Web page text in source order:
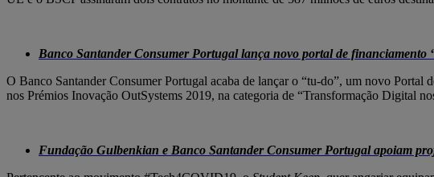
Banco Santander Consumer Portugal lança novo portal de financiamento
O Banco Santander Consumer Portugal acaba de lançar o “tu-do”, um novo
nos Prémios Inovação OutSystems 2019, na categoria de “Transformação Digital
Fundação Gulbenkian e Banco Santander Consumer Portugal apoiam